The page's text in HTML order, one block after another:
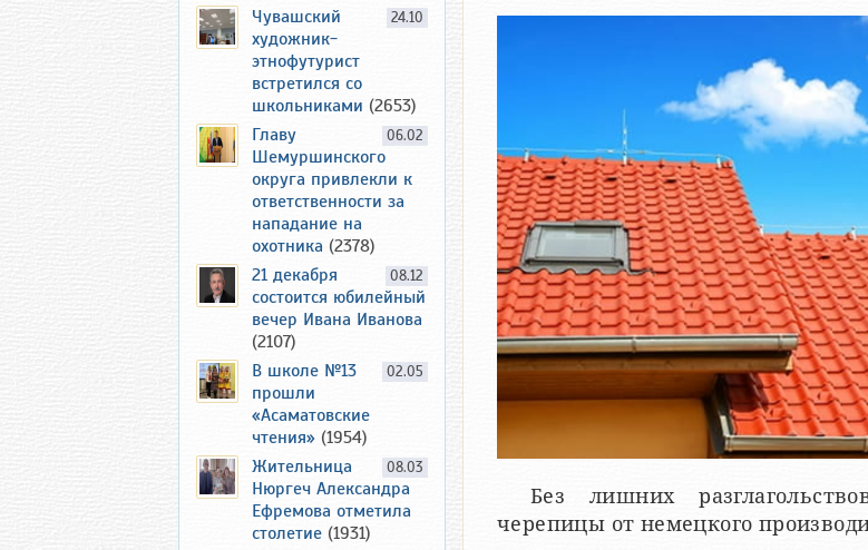
Без лишних
черепицы от немецкого
24.10
Чувашский
художник-
этнофутурист
встретился со
школьниками (2653)
06.02
Главу
Шемуршинского
округа привлекли к
ответственности за
нападание на
охотника (2378)
08.12
21 декабря
состоится юбилейный
вечер Ивана Иванова
(2107)
02.05
В школе №13
прошли
«Асаматовские
чтения» (1954)
08.03
Жительница
Нюргеч Александра
Ефремова отметила
столетие (1931)